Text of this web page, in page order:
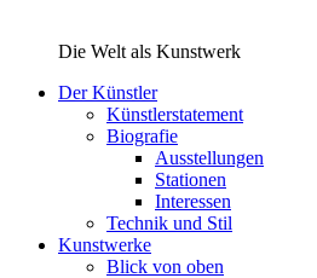
Die Welt als Kunstwerk
Der Künstler
Künstlerstatement
Biografie
Ausstellungen
Stationen
Interessen
Technik und Stil
Kunstwerke
Blick von oben